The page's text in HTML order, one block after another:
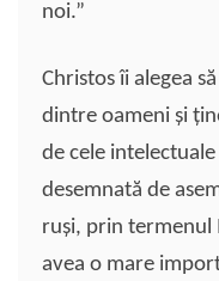
noi.”
Christos îi alegea
dintre oameni şi
de cele
desemnată de
ruşi, prin termenul
avea o mare